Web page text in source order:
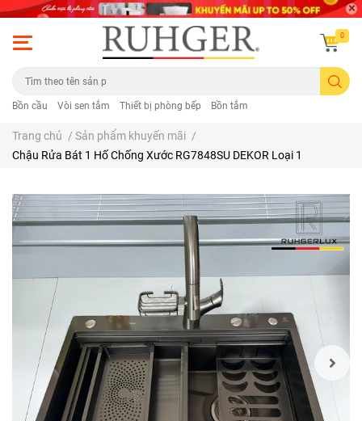
Bồn cầu Vòi sen tắm Thiết bị phòng bếp Bồn tắm
0
Trang chủ / Sản phẩm khuyến mãi /
Chậu Rửa Bát 1 Hố Chống Xước RG7848SU DEKOR Loại 1